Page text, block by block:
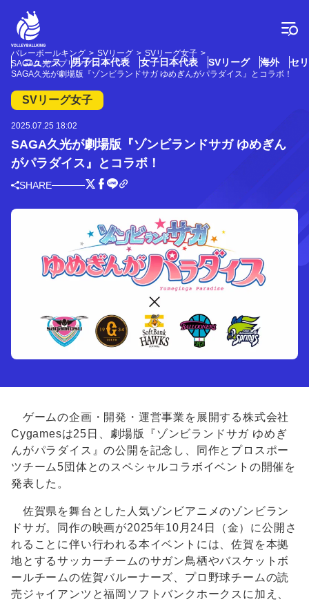
ニュース 男子日本代表 女子日本代表 SVリーグ 海外 セ
バレーボールキング SVリーグ
SVリーグ女子
SAGA久光スプリングス
SAGA久光が劇場版『ゾンビランドサガ ゆめぎんがパラダイス』とコラボ！
SVリーグ女子
2025.07.25 18:02
SAGA久光が劇場版『ゾンビランドサガ ゆめぎん
がパラダイス』とコラボ！
SHARE
ゲームの企画・開発・運営事業を展開する株式会社
Cygamesは25日、劇場版『ゾンビランドサガ ゆめぎ
んがパラダイス』の公開を記念し、同作とプロスポー
ツチーム5団体とのスペシャルコラボイベントの開催を
発表した。
佐賀県を舞台とした人気ゾンビアニメのゾンビラン
ドサガ。同作の映画が2025年10月24日（金）に公開さ
れることに伴い行われる本イベントには、佐賀を本拠
地とするサッカーチームのサガン鳥栖やバスケットボ
ールチームの佐賀バルーナーズ、プロ野球チームの読
売ジャイアンツと福岡ソフトバンクホークスに加え、